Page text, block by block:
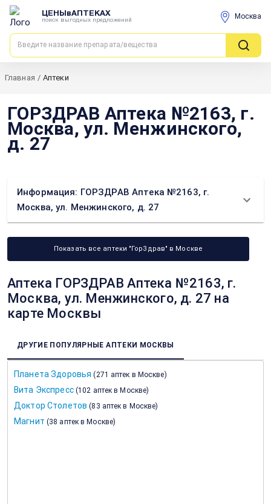
ЦЕНЫвАПТЕКАХ
поиск выгодных предложений Москва
Главная / Аптеки
ГОРЗДРАВ Аптека №2163, г.
Москва, ул. Менжинского,
д. 27
Информация: ГОРЗДРАВ Аптека №2163, г.
Москва, ул. Менжинского, д. 27
Показать все аптеки "ГорЗдрав" в Москве
Аптека ГОРЗДРАВ Аптека №2163, г.
Москва, ул. Менжинского, д. 27 на
карте Москвы
ДРУГИЕ ПОПУЛЯРНЫЕ АПТЕКИ МОСКВЫ
Планета Здоровья (271 аптек в Москве)
Вита Экспресс (102 аптек в Москве)
Доктор Столетов (83 аптек в Москве)
Магнит (38 аптек в Москве)